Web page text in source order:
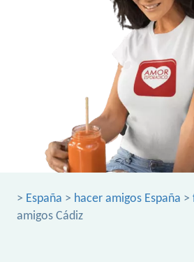
> España > hacer amigos España >
amigos Cádiz